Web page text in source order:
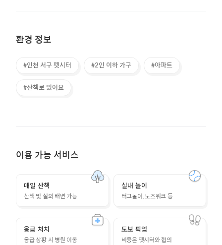
환경 정보
#인천 서구 펫시터 #2인 이하 가구 #아파트
#산책로 있어요
이용 가능 서비스
매일 산책
산책 및 실외 배변 가능
실내 놀이
터그놀이, 노즈워크 등
응급 처치
응급 상황 시 병원 이동
도보 픽업
비용은 펫시터와 협의